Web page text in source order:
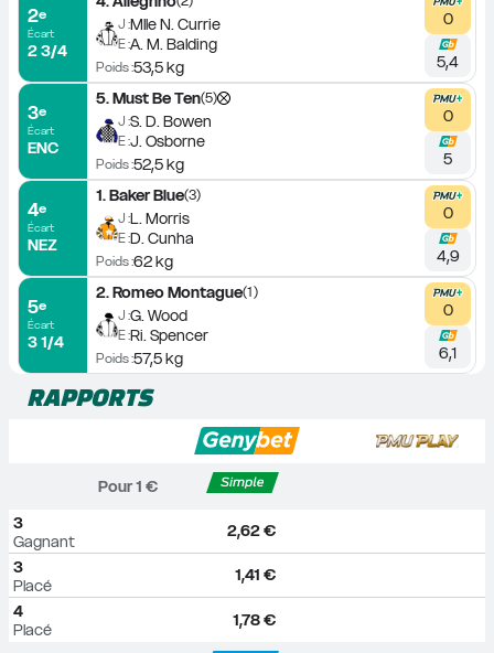
2e
Écart
2 3/4
J :Mlle N. Currie
E :A. M. Balding
Poids :53,5 kg
0
5,4
3e
Écart
ENC
5.Must Be Ten(5)
J :S. D. Bowen
E :J. Osborne
Poids :52,5 kg
0
5
4e
Écart
NEZ
1.Baker Blue(3)
J :L. Morris
E :D. Cunha
Poids :62 kg
0
4,9
5e
Écart
3 1/4
2.Romeo Montague(1)
J :G. Wood
E :Ri. Spencer
Poids :57,5 kg
0
6,1
RAPPORTS
Pour 1 €
3
Gagnant
2,62 €
3
Placé
1,41 €
4
Placé
1,78 €